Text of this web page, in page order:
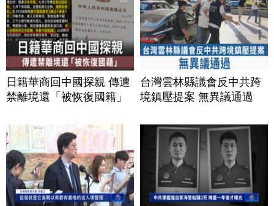
日籍華商回中國探親 傳遭
禁離境還「被恢復國籍」
台灣雲林縣議會反中共跨
境鎮壓提案 無異議通過